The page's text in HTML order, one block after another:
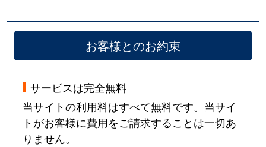
お客様とのお約束
サービスは完全無料
当サイトの利用料はすべて無料です。当サイ
トがお客様に費用をご請求することは一切あ
りません。